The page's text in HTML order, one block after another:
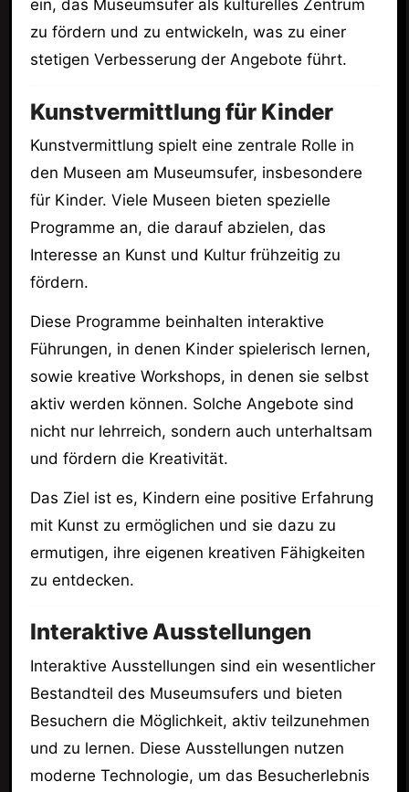
ein, das Museumsufer als kulturelles Zentrum
zu fördern und zu entwickeln, was zu einer
stetigen Verbesserung der Angebote führt.
Kunstvermittlung für Kinder
Kunstvermittlung spielt eine zentrale Rolle in
den Museen am Museumsufer, insbesondere
für Kinder. Viele Museen bieten spezielle
Programme an, die darauf abzielen, das
Interesse an Kunst und Kultur frühzeitig zu
fördern.
Diese Programme beinhalten interaktive
Führungen, in denen Kinder spielerisch lernen,
sowie kreative Workshops, in denen sie selbst
aktiv werden können. Solche Angebote sind
nicht nur lehrreich, sondern auch unterhaltsam
und fördern die Kreativität.
Das Ziel ist es, Kindern eine positive Erfahrung
mit Kunst zu ermöglichen und sie dazu zu
ermutigen, ihre eigenen kreativen Fähigkeiten
zu entdecken.
Interaktive Ausstellungen
Interaktive Ausstellungen sind ein wesentlicher
Bestandteil des Museumsufers und bieten
Besuchern die Möglichkeit, aktiv teilzunehmen
und zu lernen. Diese Ausstellungen nutzen
moderne Technologie, um das Besucherlebnis